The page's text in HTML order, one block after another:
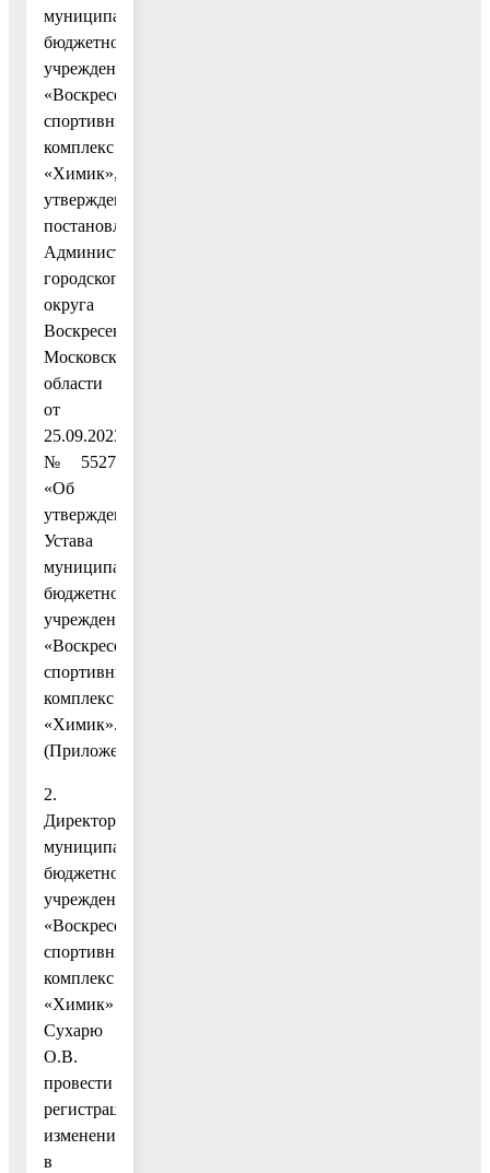
муниципального
бюджетного
учреждения
«Воскресенский
спортивный
комплекс
«Химик»,
утвержденный
постановлением
Администрации
городского
округа
Воскресенск
Московской
области
от
25.09.2023
№ 5527
«Об
утверждении
Устава
муниципального
бюджетного
учреждения
«Воскресенский
спортивный
комплекс
«Химик».
(Приложение.)
2.
Директору
муниципального
бюджетного
учреждения
«Воскресенский
спортивный
комплекс
«Химик»
Сухарю
О.В.
провести
регистрацию
изменения
в